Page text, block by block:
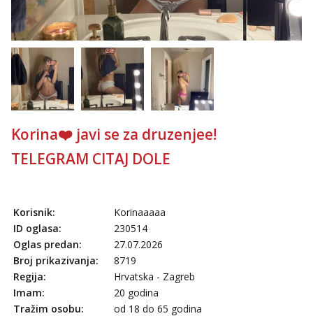
Zara
Čekam tvoj poziv!
Tel:064/677-677- Kod: #123
tel:0,93€ - mob:1,12€ min
Anđela
Čekam tvoj poziv!
Korina❤️ javi se za druzenjee!
TELEGRAM CITAJ DOLE
Korisnik:
Korinaaaaa
ID oglasa:
230514
Oglas predan:
27.07.2026
Broj prikazivanja:
8719
Regija:
Hrvatska - Zagreb
Imam:
20 godina
Tražim osobu:
od 18 do 65 godina